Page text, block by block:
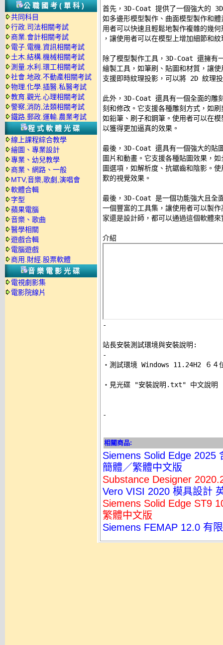
公職國考(單科)
共同科目
行政.司法相關考試
商業.會計相關考試
電子.電機.資訊相關考試
土木.結構.機械相關考試
測量.水利.環工相關考試
社會.地政.不動產相關考試
物理.化學.插醫.私醫考試
教育.觀光.心理相關考試
警察,消防,法類相關考試
鐵路.郵政.運輸.農業考試
程式軟體光碟
線上課程綜合教學
繪圖、專業設計
專業、幼兒教學
商業、網路、一般
MTV,音樂,歌劇,演唱會
軟體合輯
字型
蘋果電腦
音樂、歌曲
醫學相關
遊戲合輯
電腦遊戲
商用.財經.股票軟體
音樂電影光碟
電視劇影集
電影院線片
首先，3D-Coat 提供了一個強大的
如多邊形模型製作、曲面模型製作和
用者可以快速且輕鬆地製作複雜的幾
，讓使用者可以在模型上增加細節和
除了模型製作工具，3D-Coat 還擁有
繪製工具，如筆刷、貼圖和材質，讓
支援即時紋理投影，可以將 2D 紋理
此外，3D-Coat 還具有一個全面的雕
刻和修改。它支援各種雕刻方式，如
如鉛筆、刷子和鋼筆。使用者可以在
以獲得更加逼真的效果。
最後，3D-Coat 還具有一個強大的貼
圖片和動畫。它支援各種貼圖效果，
圖選項，如解析度、抗鋸齒和陰影。
歎的視覺效果。
最後，3D-Coat 是一個功能強大且
一個豐富的工具集，讓使用者可以製
家還是設計師，都可以通過這個軟體
-
站長安裝測試環境與安裝說明:
-
‧測試環境 Windows 11.24H2 ６４
‧見光碟 "安裝說明.txt" 中文說明
-
相關商品:
Siemens Solid Edge 2025
簡體／繁體中文版
Substance Designer
Vero VISI 2020 模具設計
Siemens Solid Edge ST9
繁體中文版
Siemens FEMAP 12.0 有